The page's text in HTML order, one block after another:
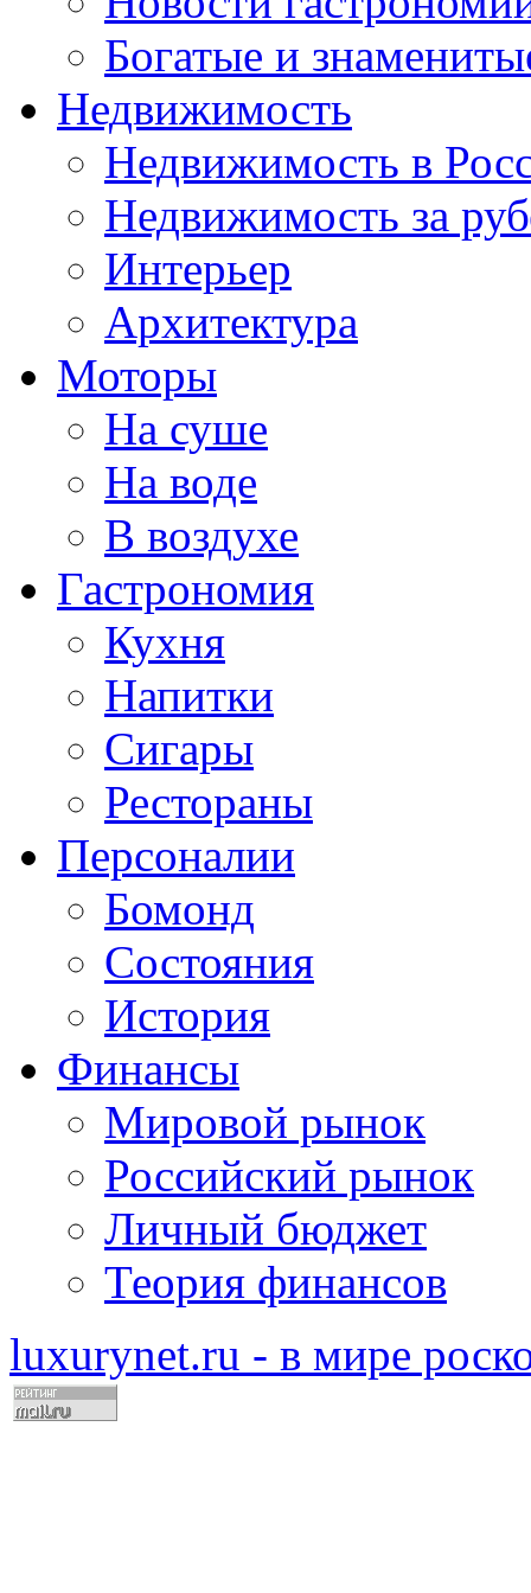
Богатые и
Недвижимость
Недвижимость в
Недвижимость за
Интерьер
Архитектура
Моторы
На суше
На воде
В воздухе
Гастрономия
Кухня
Напитки
Сигары
Рестораны
Персоналии
Бомонд
Состояния
История
Финансы
Мировой рынок
Российский рынок
Личный бюджет
Теория финансов
luxurynet.ru - в мире